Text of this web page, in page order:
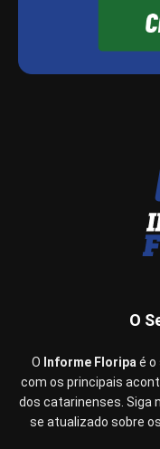
O
O Informe Floripa é o
com os principais
dos catarinenses. Siga
se atualizado sobre